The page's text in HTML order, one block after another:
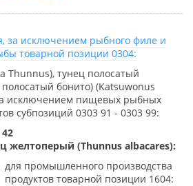
за исключением рыбного филе и
товарной позиции 0304:
Thunnus), тунец полосатый
полосатый бонито) (Katsuwonus
исключением пищевых рыбных
субпозиций 0303 91 - 0303 99:
желтоперый (Thunnus albacares):
для промышленного производства
продуктов товарной позиции 1604: